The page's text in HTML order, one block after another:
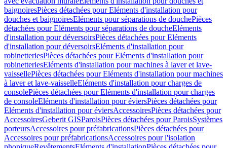
baignoiresPièces détachées pour Eléments d'installation pour
douches et baignoiresEléments pour séparations de douchePièces
détachées pour Eléments pour séparations de doucheEléments
d'installation pour déversoirsPièces détachées pour Eléments
d'installation pour déversoirsEléments d'installation pour
robinetteriesPièces détachées pour Eléments d'installation pour
robinetteriesEléments d'installation pour machines à laver et lave-
vaissellePièces détachées pour Eléments d'installation pour machines
à laver et lave-vaisselleEléments d'installation pour charges de
consolePièces détachées pour Eléments d'installation pour charges
de consoleEléments d'installation pour éviersPièces détachées pour
Eléments d'installation pour éviersAccessoiresPièces détachées pour
AccessoiresGeberit GISParoisPièces détachées pour ParoisSystèmes
porteursAccessoires pour préfabricationsPièces détachées pour
Accessoires pour préfabricationsAccessoires pour l'isolation